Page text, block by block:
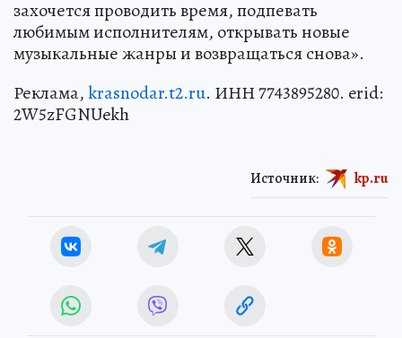
захочется проводить время, подпевать
любимым исполнителям, открывать новые
музыкальные жанры и возвращаться снова».
Реклама,krasnodar.t2.ru. ИНН 7743895280. erid:
2W5zFGNUekh
Источник: kp.ru